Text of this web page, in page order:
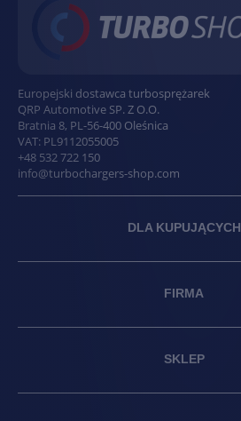
Europejski dostawca turbosprężarek
QRP Automotive SP. Z O.O.
Bratnia 8, PL -56-400 Oleśnica
VAT: PL9112055005
+48 532 722 150
info@turbochargers-shop.com
DLA KUPUJĄCYCH
FIRMA
SKLEP